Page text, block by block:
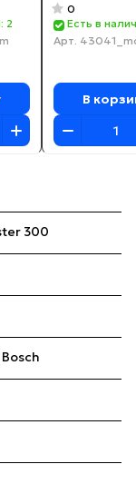
2
0
Есть в
Арт.
В
300